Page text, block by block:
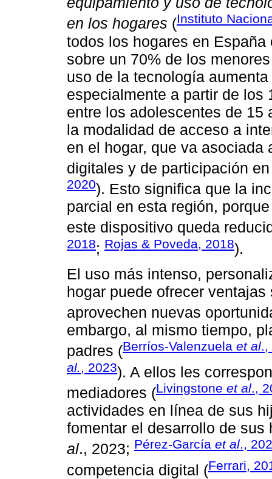
en los hogares (Instituto
todos los hogares en
sobre un 70% de los
uso de la tecnología
especialmente a partir de los
entre los adolescentes de 15
la modalidad de acceso a
en el hogar, que va asociada
digitales y de participación
2020). Esto significa que la
parcial en esta región,
este dispositivo queda
2018; Rojas & Poveda, 2018).
El uso más intenso,
hogar puede ofrecer
aprovechen nuevas
embargo, al mismo tiempo,
padres (Berríos-Valenzuela et al.,
al., 2023). A ellos les
mediadores (Livingstone et al.,
actividades en línea de sus
fomentar el desarrollo de
al., 2023; Pérez-García et al.,
competencia digital (Ferrari,